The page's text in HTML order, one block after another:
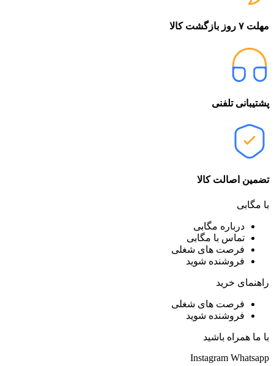
مهلت ۷ روز بازگشت کالا
پشتیبانی تلفنی
تضمین اصالت کالا
با مگابی
درباره مگابی
تماس با مگابی
فرصت های شغلی
فروشنده شوید
راهنمای خرید
فرصت های شغلی
فروشنده شوید
با ما همراه باشید
Instagram Whatsapp